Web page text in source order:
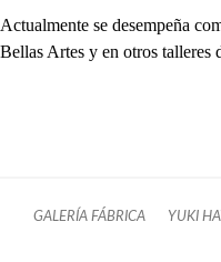
Actualmente se desempeña
Bellas Artes y en otros talleres
GALERÍA FÁBRICA YUKI